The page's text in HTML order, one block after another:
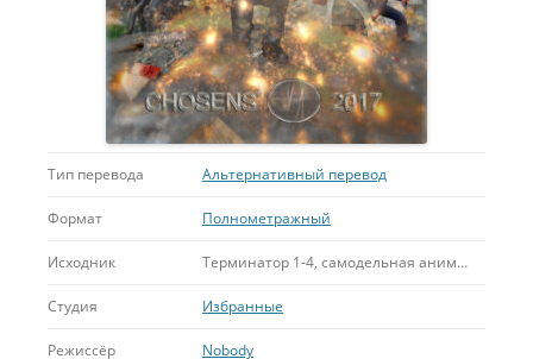
Тип перевода Альтернативный перевод
Формат Полнометражный
Исходник Терминатор 1-4, самодельная анимация, Морские котики (1990), Аватар - Архивы, Язон и Аргонавты, Люди Икс, Луна 44, Американская история Х, Кольцо Нибелунгов, другие фильмы и телепередачи
Студия Избранные
Режиссёр Nobody